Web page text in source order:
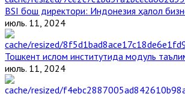
BSI бош директори: Индонезия ҳалол
июль. 11, 2024
Тошкент ислом институтида модуль
июль. 11, 2024